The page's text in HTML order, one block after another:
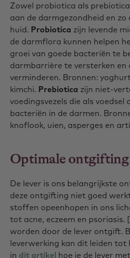
Zowel probiotica als
aan de darmgezondheid en zo
huid. Probiotica zijn levende
de darmflora kunnen helpen
groei van goede bacteriën te
darmbarrière te versterken en
verminderen. Bronnen:
kimchi. Prebiotica zijn niet-
voedingsvezels die als voedsel
bacteriën in de darmen.
knoflook, uien, asperges en
Optimale ontgifting
De lever is ons belangrijkste
deze ontgifting niet goed
stoffen opeenhopen in ons
tot acne, eczeem en psoriasis.
worden door de lever ontgift.
leverwerking kan dit leiden tot
in dit artikel hoe je de lever